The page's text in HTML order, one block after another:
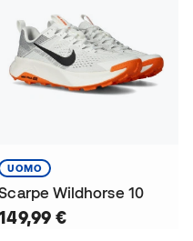
UOMO
Wildhorse 10
€